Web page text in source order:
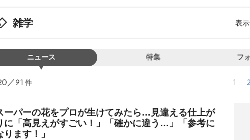
雑学 表
ニュース 特集 フ
／91 件 1 2
ーパーの花をプロが生けてみたら…見違える仕上が
に「高見えがすごい！」「確かに違う…」「参考に
ります！」